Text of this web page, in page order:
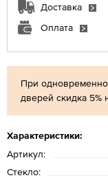
При
дверей скидка 5%
Характеристики:
Артикул:
Стекло:
Доставка
Оплата